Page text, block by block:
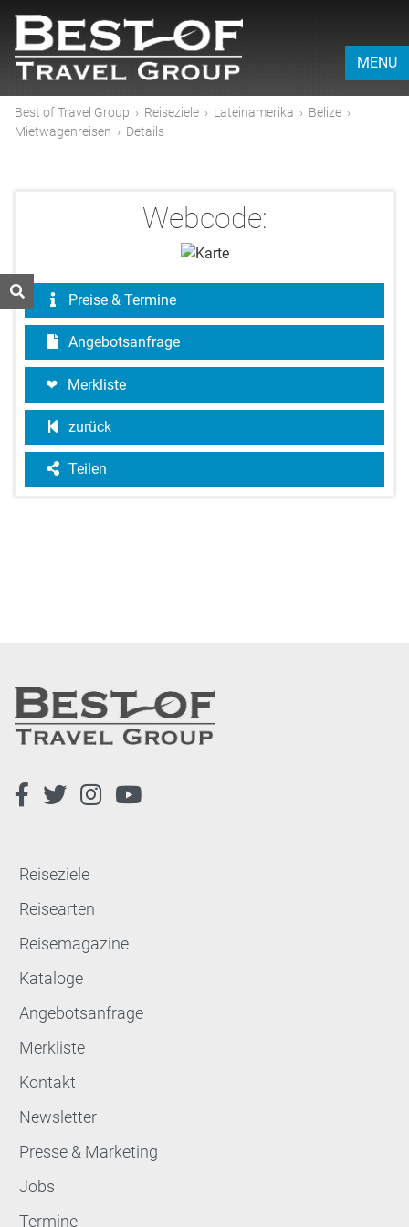
MENU
Best of Travel Group › Reiseziele › Lateinamerika › Belize ›
Mietwagenreisen › Details
Webcode:
Preise & Termine
Angebotsanfrage
Merkliste
zurück
Teilen
Reiseziele
Reisearten
Reisemagazine
Kataloge
Angebotsanfrage
Merkliste
Kontakt
Newsletter
Presse & Marketing
Jobs
Termine